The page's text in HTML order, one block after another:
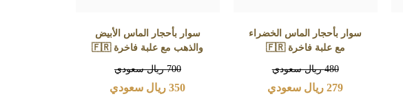
سوار بأحجار الماس الخضراء
مع علبة فاخرة 🇫🇷
480ريال سعودي
279ريال سعودي
سوار بأحجار الماس الأبيض
والذهب مع علبة فاخرة 🇫🇷
700ريال سعودي
350ريال سعودي